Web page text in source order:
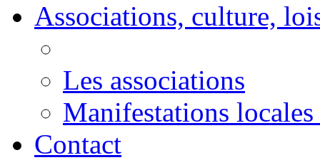
Associations, culture,
Les associations
Manifestations locales
Contact